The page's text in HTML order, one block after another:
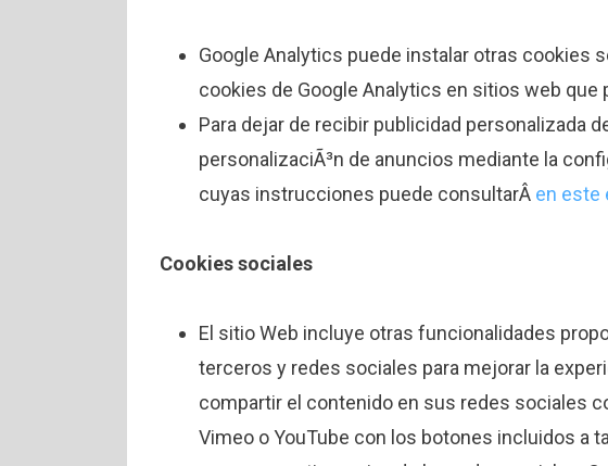
Google Analytics puede instalar otras cookies
cookies de Google Analytics en sitios web que
Para dejar de recibir publicidad personalizada
personalizaciÃ³n de anuncios mediante la
cuyas instrucciones puede consultarÂ en este
Cookies sociales
El sitio Web incluye otras funcionalidades
terceros y redes sociales para mejorar la
compartir el contenido en sus redes sociales
Vimeo o YouTube con los botones incluidos a